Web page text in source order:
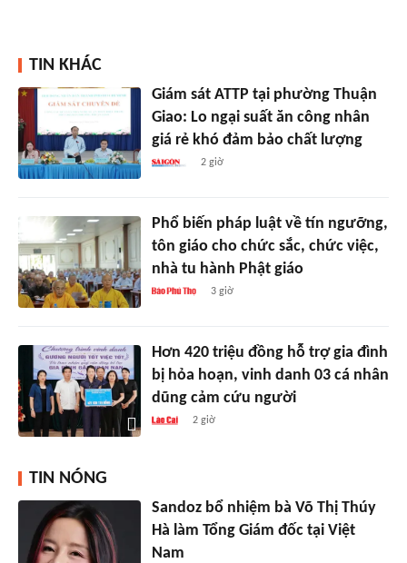
TIN KHÁC
Giám sát ATTP tại phường Thuận
Giao: Lo ngại suất ăn công nhân
giá rẻ khó đảm bảo chất lượng
2 giờ
Phổ biến pháp luật về tín ngưỡng,
tôn giáo cho chức sắc, chức việc,
nhà tu hành Phật giáo
3 giờ
Hơn 420 triệu đồng hỗ trợ gia đình
bị hỏa hoạn, vinh danh 03 cá nhân
dũng cảm cứu người
2 giờ
TIN NÓNG
Sandoz bổ nhiệm bà Võ Thị Thúy
Hà làm Tổng Giám đốc tại Việt
Nam